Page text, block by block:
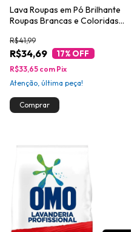
Lava Roupas em Pó Brilhante
Roupas Brancas e Coloridas
R$34,69
R$41,99
17% OFF
R$33,65 com Pix
Atenção, última peça!